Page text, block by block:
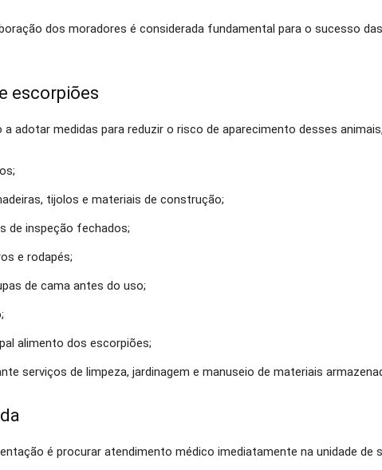
dos moradores é considerada fundamental para o sucesso
escorpiões
adotar medidas para reduzir o risco de aparecimento desses
tijolos e materiais de construção;
de inspeção fechados;
e rodapés;
de cama antes do uso;
alimento dos escorpiões;
serviços de limpeza, jardinagem e manuseio de materiais
é procurar atendimento médico imediatamente na unidade de